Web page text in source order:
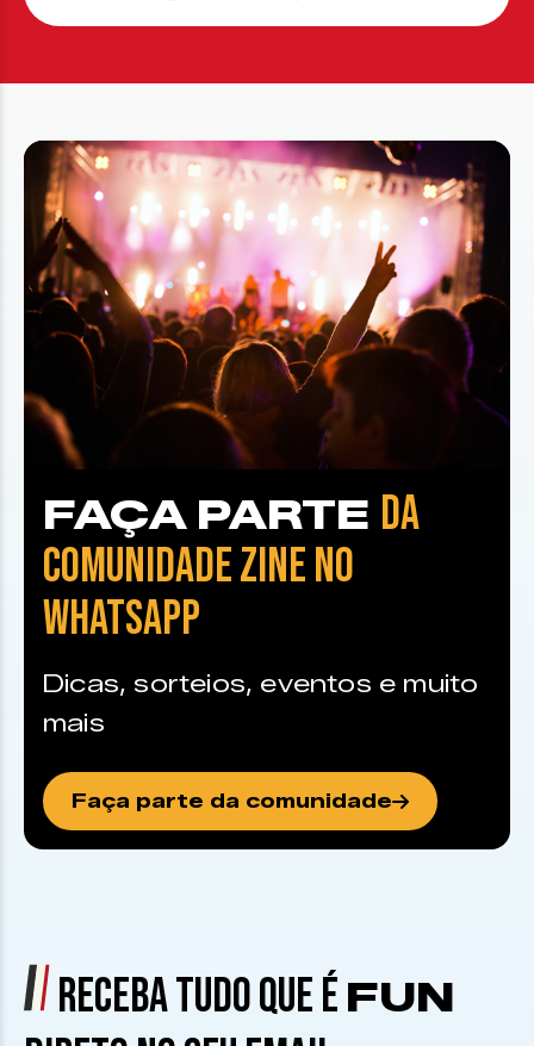
FAÇA PARTE DA
COMUNIDADE ZINE NO
WHATSAPP
Dicas, sorteios, eventos e muito
mais
Faça parte da comunidade
RECEBA TUDO QUE É FUN